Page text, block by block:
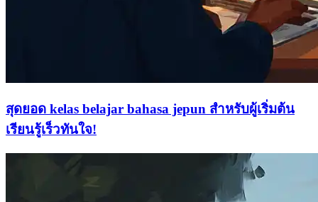
สุดยอด kelas belajar bahasa jepun สำหรับผู้เริ่มต้น
เรียนรู้เร็วทันใจ!